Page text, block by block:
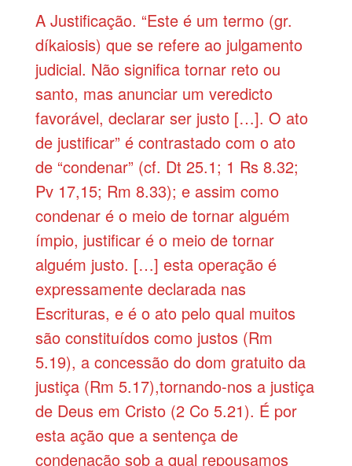
A Justificação. “Este é um termo (gr.
díkaiosis) que se refere ao julgamento
judicial. Não significa tornar reto ou
santo, mas anunciar um veredicto
favorável, declarar ser justo […]. O ato
de justificar” é contrastado com o ato
de “condenar” (cf. Dt 25.1; 1 Rs 8.32;
Pv 17,15; Rm 8.33); e assim como
condenar é o meio de tornar alguém
ímpio, justificar é o meio de tornar
alguém justo. […] esta operação é
expressamente declarada nas
Escrituras, e é o ato pelo qual muitos
são constituídos como justos (Rm
5.19), a concessão do dom gratuito da
justiça (Rm 5.17),tornando-nos a justiça
de Deus em Cristo (2 Co 5.21). É por
esta ação que a sentença de
condenação sob a qual repousamos